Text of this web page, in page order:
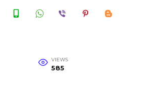
VIEWS
585